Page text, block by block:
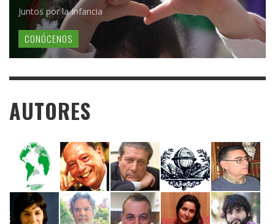
Juntos por la Infancia
CONÓCENOS
AUTORES